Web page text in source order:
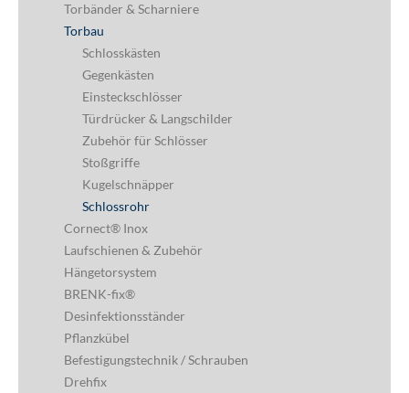
Torbänder & Scharniere
Torbau
Schlosskästen
Gegenkästen
Einsteckschlösser
Türdrücker & Langschilder
Zubehör für Schlösser
Stoßgriffe
Kugelschnäpper
Schlossrohr
Cornect® Inox
Laufschienen & Zubehör
Hängetorsystem
BRENK-fix®
Desinfektionsständer
Pflanzkübel
Befestigungstechnik / Schrauben
Drehfix